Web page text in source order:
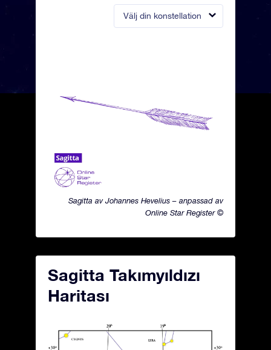
Välj din konstellation
Sagitta av Johannes Hevelius – anpassad av
Online Star Register ©
Sagitta Takımyıldızı
Haritası